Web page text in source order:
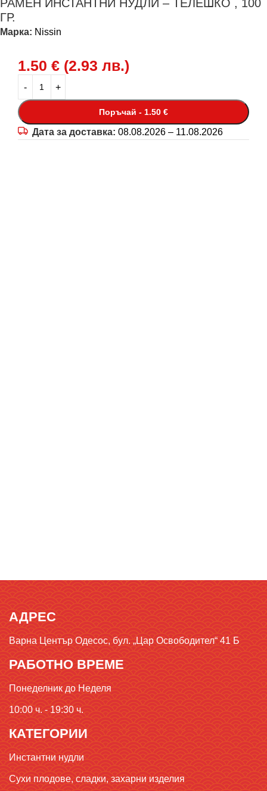
РАМЕН ИНСТАНТНИ НУДЛИ – ТЕЛЕШКО , 100
ГР.
Марка: Nissin
1.50 € (2.93 лв.)
Поръчай - 1.50 €
Дата за доставка: 08.08.2026 – 11.08.2026
АДРЕС
Варна Център Одесос, бул. „Цар Освободител“ 41 Б
РАБОТНО ВРЕМЕ
Понеделник до Неделя
10:00 ч. - 19:30 ч.
КАТЕГОРИИ
Инстантни нудли
Сухи плодове, сладки, захарни изделия